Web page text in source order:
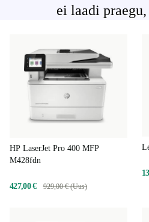
ei laadi
HP LaserJet Pro 400 MFP
M428fdn
427,00 € 929,00 € (Uus)